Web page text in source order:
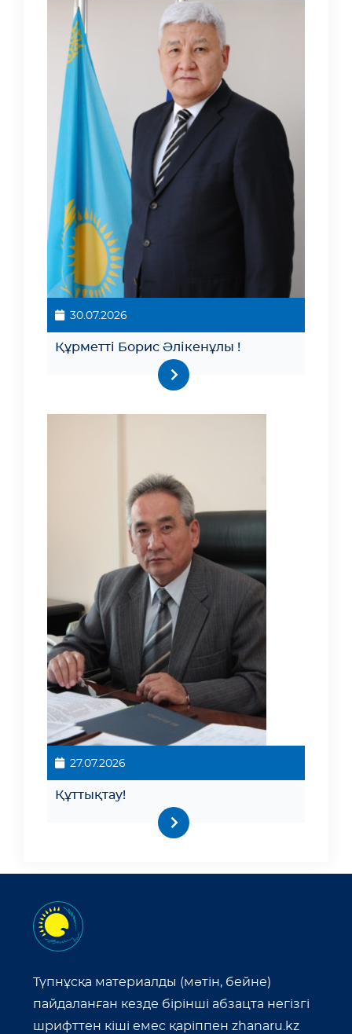
30.07.2026
Құрметті Борис Әлікенұлы !
27.07.2026
Құттықтау!
Түпнұсқа материалды (мәтін, бейне)
пайдаланған кезде бірінші абзацта негізгі
шрифттен кіші емес қаріппен zhanaru.kz